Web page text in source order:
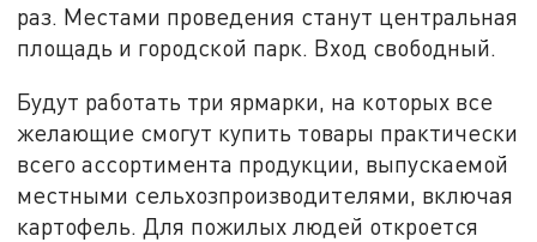
раз. Местами проведения станут центральная
площадь и городской парк. Вход свободный.
Будут работать три ярмарки, на которых все
желающие смогут купить товары практически
всего ассортимента продукции, выпускаемой
местными сельхозпроизводителями, включая
картофель. Для пожилых людей откроется